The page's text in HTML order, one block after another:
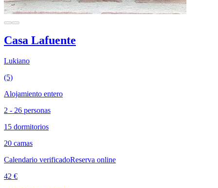
Casa Lafuente
Lukiano
(5)
Alojamiento entero
2 - 26 personas
15 dormitorios
20 camas
Calendario verificadoReserva online
42 €